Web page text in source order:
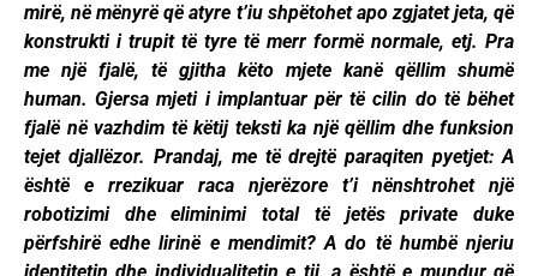
mirë, në mënyrë që atyre t’iu shpëtohet apo zgjatet jeta, që
konstrukti i trupit të tyre të merr formë normale, etj. Pra
me një fjalë, të gjitha këto mjete kanë qëllim shumë
human. Gjersa mjeti i implantuar për të cilin do të bëhet
fjalë në vazhdim të këtij teksti ka një qëllim dhe funksion
tejet djallëzor. Prandaj, me të drejtë paraqiten pyetjet: A
është e rrezikuar raca njerëzore t’i nënshtrohet një
robotizimi dhe eliminimi total të jetës private duke
përfshirë edhe lirinë e mendimit? A do të humbë njeriu